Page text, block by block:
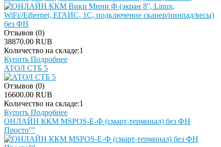
Отзывов (0)
38870.00 RUB
Количество на складе:1
Купить Подробнее
АТОЛ СТБ 5
Отзывов (0)
16600.00 RUB
Количество на складе:1
Купить Подробнее
ОНЛАЙН ККМ MSPOS-E-Ф (смарт-терминал) без ФН
Просто""